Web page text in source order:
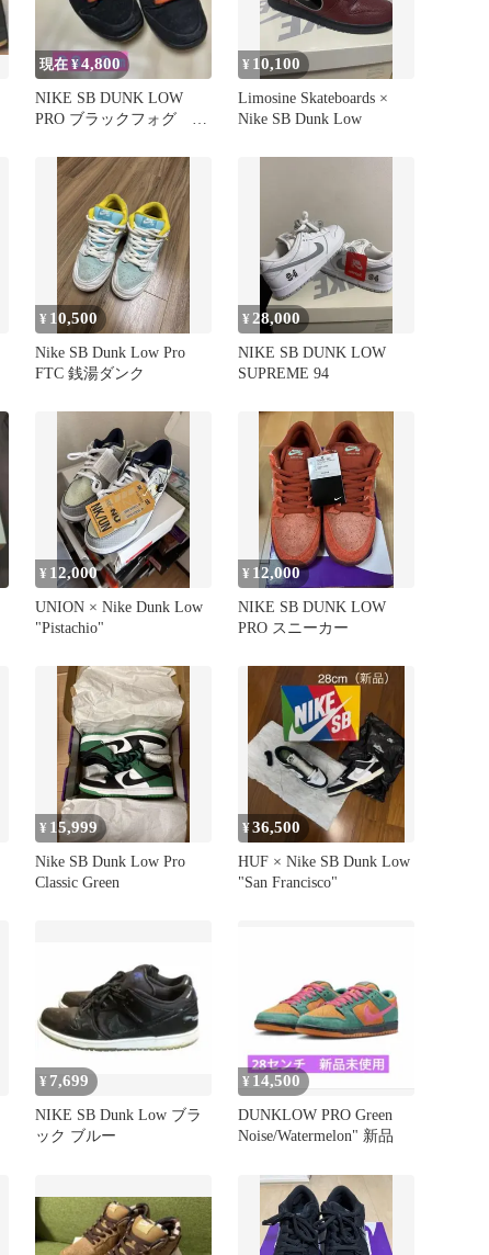
現在 ¥4,800
NIKE SB DUNK LOW
PRO ブラックフォグ
¥ 10,100
Limosine Skateboards ×
Nike SB Dunk Low
¥ 10,500
Nike SB Dunk Low Pro
FTC 銭湯ダンク
¥ 28,000
NIKE SB DUNK LOW
SUPREME 94
¥ 12,000
UNION × Nike Dunk Low
"Pistachio"
¥ 12,000
NIKE SB DUNK LOW
PRO スニーカー
¥ 15,999
Nike SB Dunk Low Pro
Classic Green
¥36,500
HUF × Nike SB Dunk Low
"San Francisco"
¥ 7,699
NIKE SB Dunk Low ブラ
ック ブルー
¥ 14,500
DUNKLOW PRO Green
Noise/Watermelon" 新品